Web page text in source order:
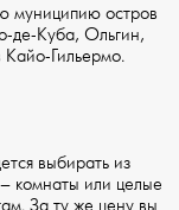
муниципию остров
де-Куба, Ольгин,
Гильермо.
выбирать из
комнаты или целые